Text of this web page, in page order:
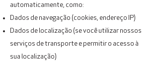
automaticamente, como:
Dados de navegação (cookies, endereço IP)
Dados de localização (se você utilizar nossos
serviços de transporte e permitir o acesso à
sua localização)